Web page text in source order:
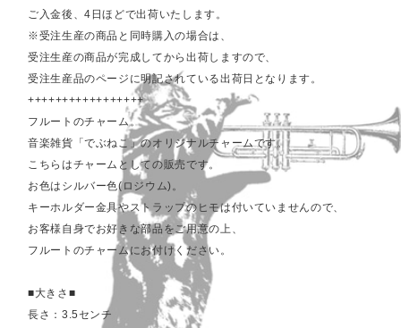
ご入金後、4日ほどで出荷いたします。
※受注生産の商品と同時購入の場合は、
受注生産の商品が完成してから出荷しますので、
受注生産品のページに明記されている出荷日となります。
+++++++++++++++++
フルートのチャーム。
音楽雑貨「でぶねこ」のオリジナルチャームです。
こちらはチャームとしての販売です。
お色はシルバー色(ロジウム)。
キーホルダー金具やストラップのヒモは付いていませんので、
お客様自身でお好きな部品をご用意の上、
フルートのチャームにお付けください。
■大きさ■
長さ：3.5センチ